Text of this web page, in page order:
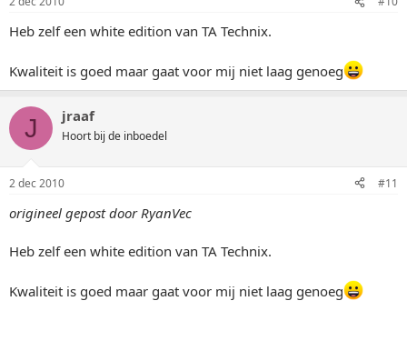
Heb zelf een white edition van TA Technix.
Kwaliteit is goed maar gaat voor mij niet laag genoeg
J jraaf
Hoort bij de inboedel
2 dec 2010 #11
origineel gepost door RyanVec
Heb zelf een white edition van TA Technix.
Kwaliteit is goed maar gaat voor mij niet laag genoeg